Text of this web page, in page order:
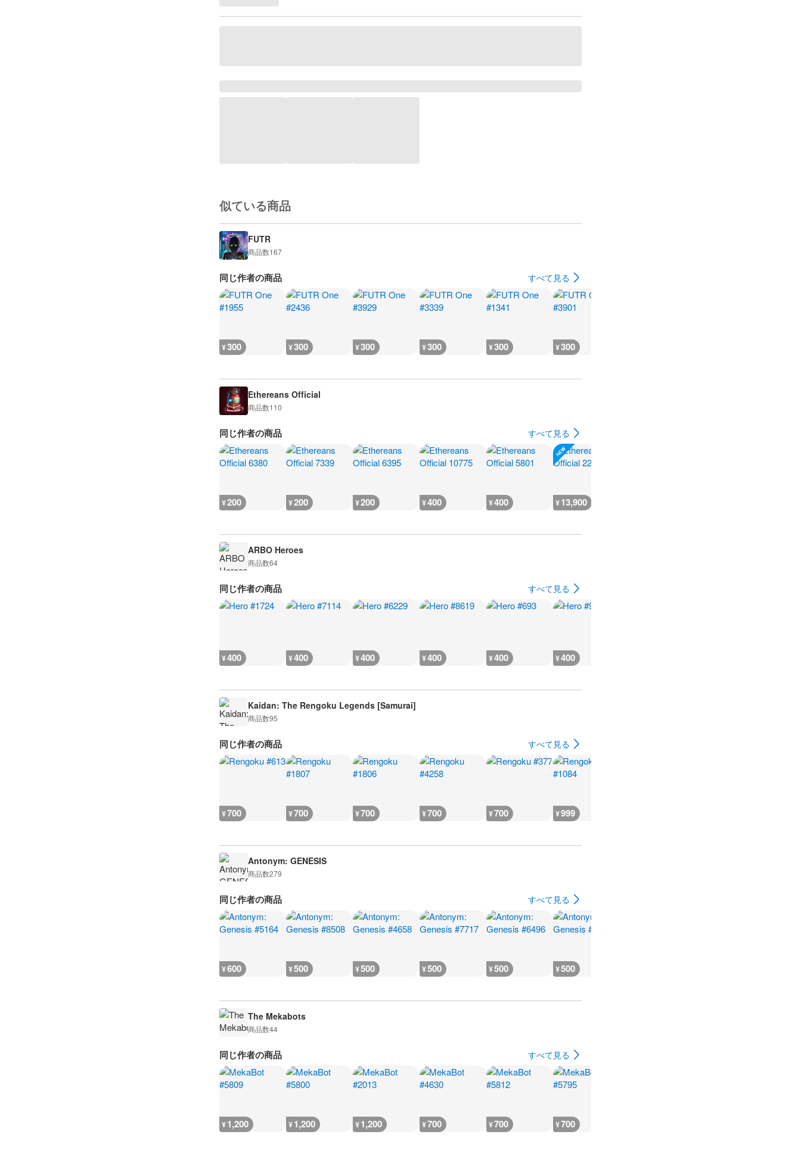
似ている商品
FUTR
商品数167
同じ作者の商品 すべて見る
¥300 ¥300 ¥300 ¥300 ¥300 ¥300
Ethereans Official
商品数110
同じ作者の商品 すべて見る
¥200 ¥200 ¥200 ¥400 ¥400 ¥13,900
ARBO Heroes
商品数64
同じ作者の商品 すべて見る
¥400 ¥400 ¥400 ¥400 ¥400 ¥400
Kaidan: The Rengoku Legends [Samurai]
商品数95
同じ作者の商品 すべて見る
¥700 ¥700 ¥700 ¥700 ¥700 ¥999
Antonym: GENESIS
商品数279
同じ作者の商品 すべて見る
¥600 ¥500 ¥500 ¥500 ¥500 ¥500
The Mekabots
商品数44
同じ作者の商品 すべて見る
¥1,200 ¥1,200 ¥1,200 ¥700 ¥700 ¥700